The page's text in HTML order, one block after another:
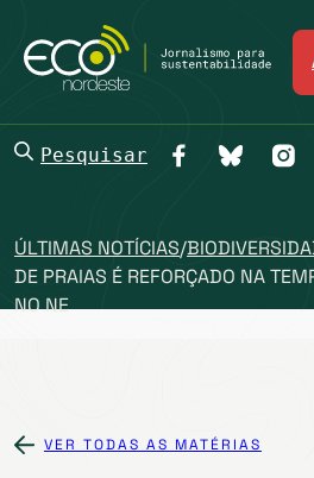
Pesquisar
ÚLTIMAS NOTÍCIAS/
DE PRAIAS É REFORÇADO NA
NO NE
VER TODAS AS MATÉRIAS